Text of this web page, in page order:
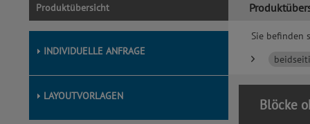
Produktübersicht
INDIVIDUELLE ANFRAGE
LAYOUTVORLAGEN
Sie befinden
Blöcke